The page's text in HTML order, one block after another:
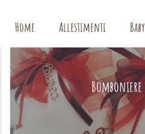
Home Allestimenti Baby
Bomboniere